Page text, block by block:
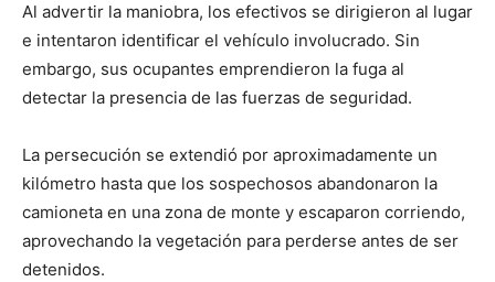
Al advertir la maniobra, los efectivos se dirigieron al lugar
e intentaron identificar el vehículo involucrado. Sin
embargo, sus ocupantes emprendieron la fuga al
detectar la presencia de las fuerzas de seguridad.
La persecución se extendió por aproximadamente un
kilómetro hasta que los sospechosos abandonaron la
camioneta en una zona de monte y escaparon corriendo,
aprovechando la vegetación para perderse antes de ser
detenidos.